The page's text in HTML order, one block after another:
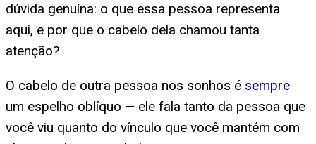
dúvida genuína: o que essa pessoa representa
aqui, e por que o cabelo dela chamou tanta
atenção?
O cabelo de outra pessoa nos sonhos é sempre
um espelho oblíquo — ele fala tanto da pessoa que
você viu quanto do vínculo que você mantém com